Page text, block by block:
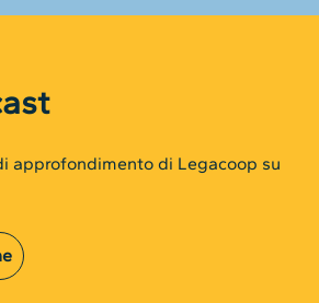
approfondimento di Legacoop su